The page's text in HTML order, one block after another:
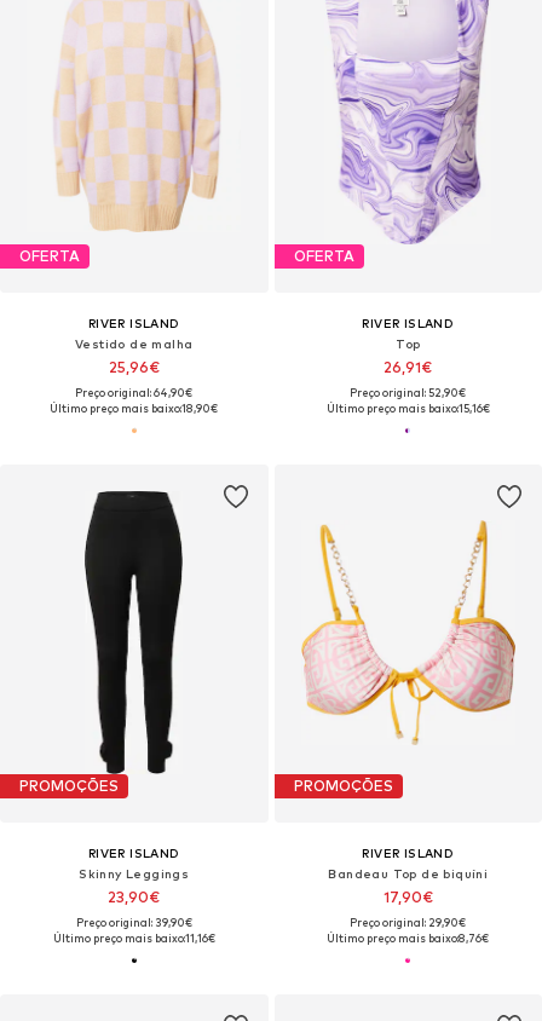
OFERTA
RIVER ISLAND
Vestido de malha
25,96€
Preço original: 64,90€
Último preço mais baixo:18,90€
OFERTA
RIVER ISLAND
Top
26,91€
Preço original: 52,90€
Último preço mais baixo:15,16€
PROMOÇÕES
RIVER ISLAND
Skinny Leggings
23,90€
Preço original: 39,90€
Último preço mais baixo:11,16€
PROMOÇÕES
RIVER ISLAND
Bandeau Top de biquíni
17,90€
Preço original: 29,90€
Último preço mais baixo:8,76€